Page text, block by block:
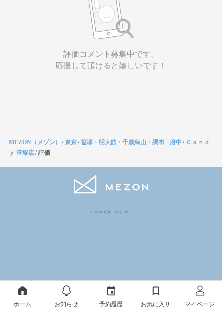
評価コメント募集中です。
応援して頂けると嬉しいです！
MEZON（メゾン） /東京/笹塚・明大前・千歳烏山・調布・府中 / Ｃａｎｄ
ｙ 笹塚店/評価
Copyright Jocy inc.
ホーム お知らせ 予約履歴 お気に入り マイページ